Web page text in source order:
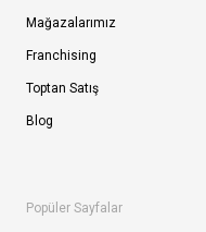
Mağazalarımız
Franchising
Toptan Satış
Blog
Popüler Sayfalar